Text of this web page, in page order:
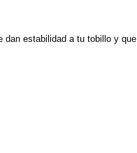
estabilidad a tu tobillo y que,